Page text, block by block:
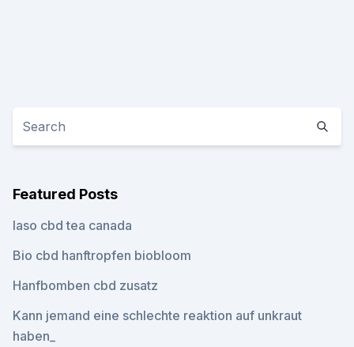
Featured Posts
Iaso cbd tea canada
Bio cbd hanftropfen biobloom
Hanfbomben cbd zusatz
Kann jemand eine schlechte reaktion auf unkraut
haben_